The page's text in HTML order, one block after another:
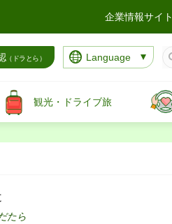
企業情報サイト
（ドラとら） Language
観光・ドライブ旅
たら